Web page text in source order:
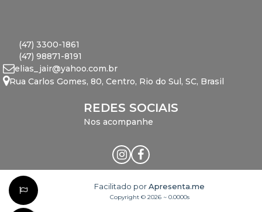
(47) 3300-1861
(47) 98871-8191
elias_jair@yahoo.com.br
Rua Carlos Gomes, 80, Centro, Rio do Sul, SC, Brasil
REDES SOCIAIS
Nos acompanhe
Facilitado porApresenta.me
Copyright © 2026 ~ 0.0000s